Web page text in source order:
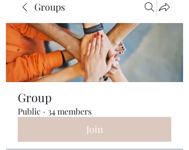
Groups
Group
Public · 34 members
Join